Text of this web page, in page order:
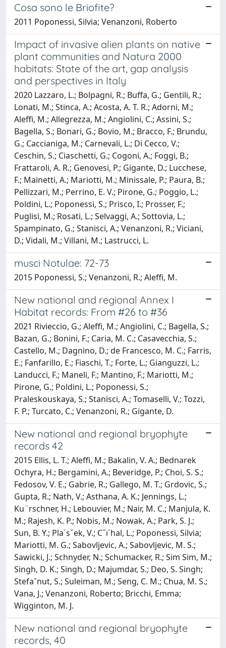
Cosa sono le Briofite?
2011 Poponessi, Silvia; Venanzoni, Roberto
Impact of invasive alien plants on native
plant communities and Natura 2000
habitats: State of the art, gap analysis
and perspectives in Italy
2020 Lazzaro, L.; Bolpagni, R.; Buffa, G.; Gentili, R.;
Lonati, M.; Stinca, A.; Acosta, A. T. R.; Adorni, M.;
Aleffi, M.; Allegrezza, M.; Angiolini, C.; Assini, S.;
Bagella, S.; Bonari, G.; Bovio, M.; Bracco, F.; Brundu,
G.; Caccianiga, M.; Carnevali, L.; Di Cecco, V.;
Ceschin, S.; Ciaschetti, G.; Cogoni, A.; Foggi, B.;
Frattaroli, A. R.; Genovesi, P.; Gigante, D.; Lucchese,
F.; Mainetti, A.; Mariotti, M.; Minissale, P.; Paura, B.;
Pellizzari, M.; Perrino, E. V.; Pirone, G.; Poggio, L.;
Poldini, L.; Poponessi, S.; Prisco, I.; Prosser, F.;
Puglisi, M.; Rosati, L.; Selvaggi, A.; Sottovia, L.;
Spampinato, G.; Stanisci, A.; Venanzoni, R.; Viciani,
D.; Vidali, M.; Villani, M.; Lastrucci, L.
musci Notulae: 72-73
2015 Poponessi, S.; Venanzoni, R.; Aleffi, M.
New national and regional Annex I
Habitat records: From #26 to #36
2021 Rivieccio, G.; Aleffi, M.; Angiolini, C.; Bagella, S.;
Bazan, G.; Bonini, F.; Caria, M. C.; Casavecchia, S.;
Castello, M.; Dagnino, D.; de Francesco, M. C.; Farris,
E.; Fanfarillo, E.; Fiaschi, T.; Forte, L.; Gianguzzi, L.;
Landucci, F.; Maneli, F.; Mantino, F.; Mariotti, M.;
Pirone, G.; Poldini, L.; Poponessi, S.;
Praleskouskaya, S.; Stanisci, A.; Tomaselli, V.; Tozzi,
F. P.; Turcato, C.; Venanzoni, R.; Gigante, D.
New national and regional bryophyte
records 42
2015 Ellis, L. T.; Aleffi, M.; Bakalin, V. A.; Bednarek
Ochyra, H.; Bergamini, A.; Beveridge, P.; Choi, S. S.;
Fedosov, V. E.; Gabrie, R.; Gallego, M. T.; Grdovic, S.;
Gupta, R.; Nath, V.; Asthana, A. K.; Jennings, L.;
Ku¨rschner, H.; Lebouvier, M.; Nair, M. C.; Manjula, K.
M.; Rajesh, K. P.; Nobis, M.; Nowak, A.; Park, S. J.;
Sun, B. Y.; Pla´sˇek, V.; Cˇı´hal, L.; Poponessi, Silvia;
Mariotti, M. G.; Sabovljevic, A.; Sabovljevic, M. S.;
Sawicki, J.; Schnyder, N.; Schumacker, R.; Sim Sim, M.;
Singh, D. K.; Singh, D.; Majumdar, S.; Deo, S. Singh;
Stefa˘nut, S.; Suleiman, M.; Seng, C. M.; Chua, M. S.;
Vana, J.; Venanzoni, Roberto; Bricchi, Emma;
Wigginton, M. J.
New national and regional bryophyte
records, 40